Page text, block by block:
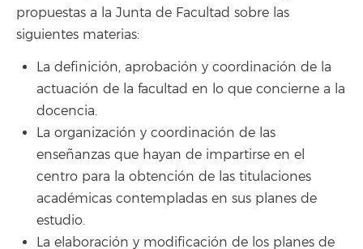
propuestas a la Junta de Facultad sobre las
siguientes materias:
La definición, aprobación y coordinación de la
actuación de la facultad en lo que concierne a la
docencia.
La organización y coordinación de las
enseñanzas que hayan de impartirse en el
centro para la obtención de las titulaciones
académicas contempladas en sus planes de
estudio.
La elaboración y modificación de los planes de